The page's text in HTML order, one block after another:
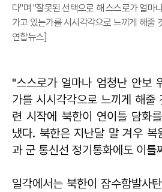
다"며 "잘못된 선택으로 해 스스로가 얼마
가고 있는가를 시시각각으로 느끼게 해줄
연합뉴스]
"스스로가 얼마나 엄청난 안보
가를 시시각각으로 느끼게 해줄
련 시작에 북한이 연이틀 담화
냈다. 북한은 지난달 말 겨우 복
과 군 통신선 정기통화에도 이틀
일각에서는 북한이 잠수함발사